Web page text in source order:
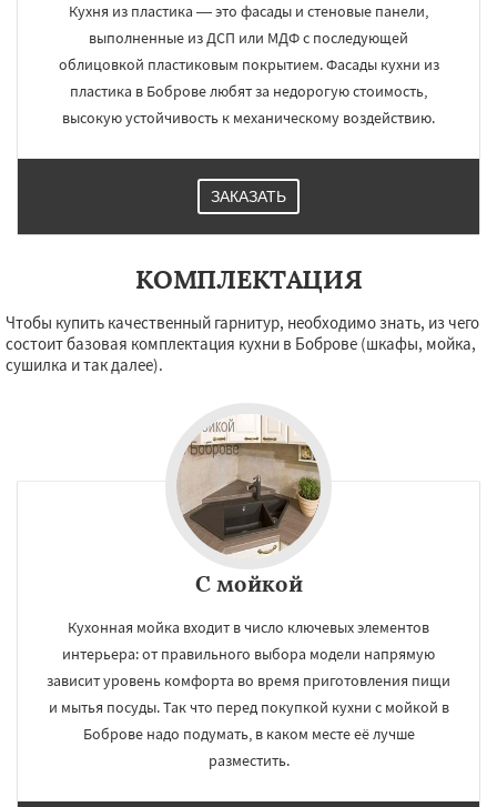
Кухня из пластика — это фасады и стеновые панели,
выполненные из ДСП или МДФ с последующей
облицовкой пластиковым покрытием. Фасады кухни из
пластика в Боброве любят за недорогую стоимость,
высокую устойчивость к механическому воздействию.
ЗАКАЗАТЬ
КОМПЛЕКТАЦИЯ
Чтобы купить качественный гарнитур, необходимо знать, из чего
состоит базовая комплектация кухни в Боброве (шкафы, мойка,
сушилка и так далее).
С мойкой
Кухонная мойка входит в число ключевых элементов
интерьера: от правильного выбора модели напрямую
зависит уровень комфорта во время приготовления пищи
и мытья посуды. Так что перед покупкой кухни с мойкой в
Боброве надо подумать, в каком месте её лучше
разместить.